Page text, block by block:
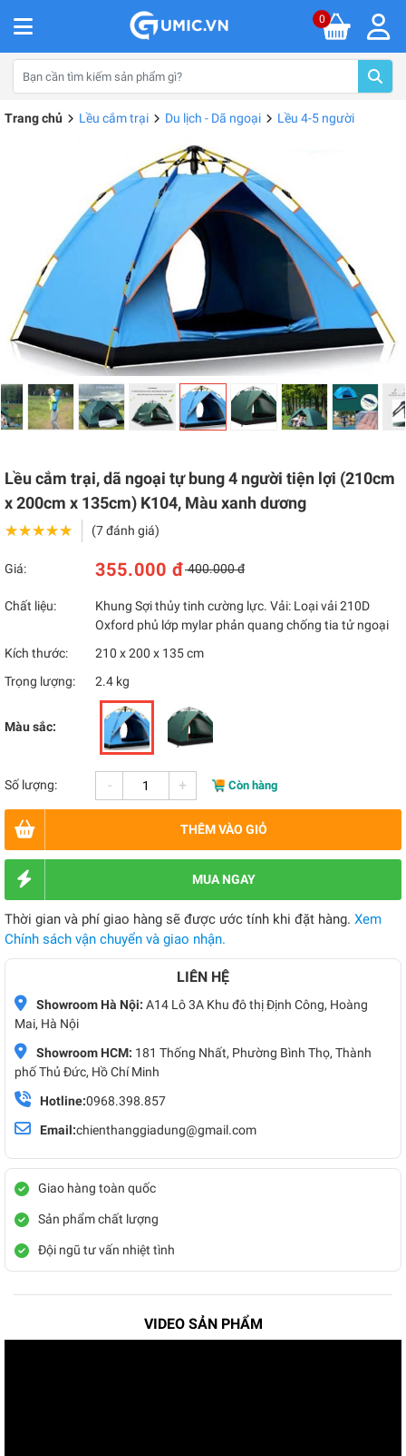
0
Trang chủ Lều cắm trại Du lịch - Dã ngoại Lều 4-5 người
Lều cắm trại, dã ngoại tự bung 4 người tiện lợi (210cm
x 200cm x 135cm) K104, Màu xanh dương
★★★★★
★★★★★ (7 đánh giá)
Giá: 355.000 đ400.000 đ
Chất liệu:
Khung Sợi thủy tinh cường lực. Vải: Loại vải 210D
Oxford phủ lớp mylar phản quang chống tia tử ngoại
Kích thước:
210 x 200 x 135 cm
Trọng lượng:
2.4 kg
Màu sắc:
Số lượng: - + Còn hàng
THÊM VÀO GIỎ
MUA NGAY
Thời gian và phí giao hàng sẽ được ước tính khi đặt hàng. Xem
Chính sách vận chuyển và giao nhận.
LIÊN HỆ
Showroom Hà Nội: A14 Lô 3A Khu đô thị Định Công, Hoàng
Mai, Hà Nội
Showroom HCM: 181 Thống Nhất, Phường Bình Thọ, Thành
phố Thủ Đức, Hồ Chí Minh
Hotline:0968.398.857
Email:chienthanggiadung@gmail.com
Giao hàng toàn quốc
Sản phẩm chất lượng
Đội ngũ tư vấn nhiệt tình
VIDEO SẢN PHẨM